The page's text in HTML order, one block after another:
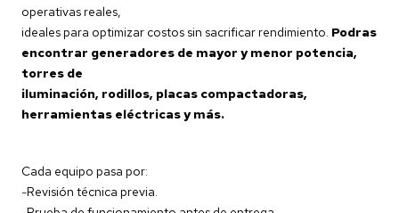
operativas reales,
ideales para optimizar costos sin sacrificar rendimiento. Podras
encontrar generadores de mayor y menor potencia,
torres de
iluminación, rodillos, placas compactadoras,
herramientas eléctricas y más.
Cada equipo pasa por:
-Revisión técnica previa.